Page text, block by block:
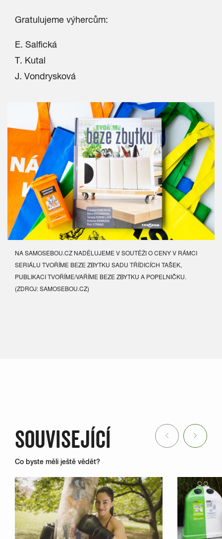
Gratulujeme výhercům:
E. Salfická
T. Kutal
J. Vondrysková
NA SAMOSEBOU.CZ NADĚLUJEME V SOUTĚŽI O CENY V RÁMCI
SERIÁLU TVOŘÍME BEZE ZBYTKU SADU TŘÍDICÍCH TAŠEK,
PUBLIKACI TVOŘÍME/VAŘÍME BEZE ZBYTKU A POPELNIČKU.
(ZDROJ: SAMOSEBOU.CZ)
SOUVISEJÍCÍ
Co byste měli ještě vědět?
Previous Next